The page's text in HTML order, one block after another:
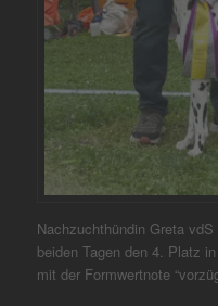
Nachzuchthündin Greta
beiden Tagen den 4. Platz
mit der Formwertnote